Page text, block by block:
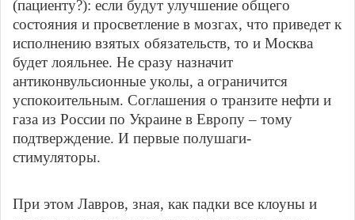
(пациенту?): если будут улучшение общего
состояния и просветление в мозгах, что приведет к
исполнению взятых обязательств, то и Москва
будет лояльнее. Не сразу назначит
антиконвульсионные уколы, а ограничится
успокоительным. Соглашения о транзите нефти и
газа из России по Украине в Европу – тому
подтверждение. И первые полушаги-
стимуляторы.
При этом Лавров, зная, как падки все клоуны и